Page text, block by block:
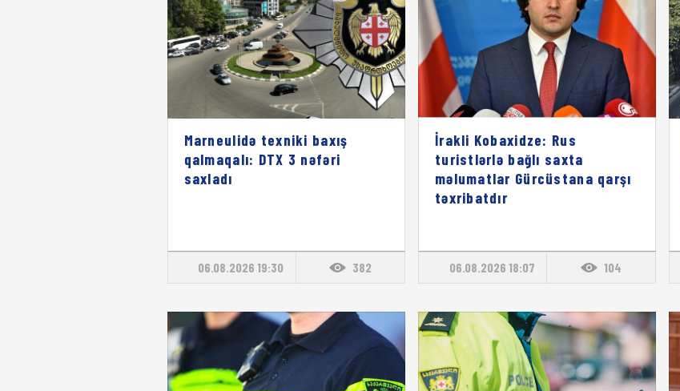
Marneulidə texniki baxış
qalmaqalı: DTX 3 nəfəri
saxladı
06.08.2026 19:30 382
İrakli Kobaxidze: Rus
turistlərlə bağlı saxta
məlumatlar Gürcüstana qarşı
təxribatdır
06.08.2026 18:07 104